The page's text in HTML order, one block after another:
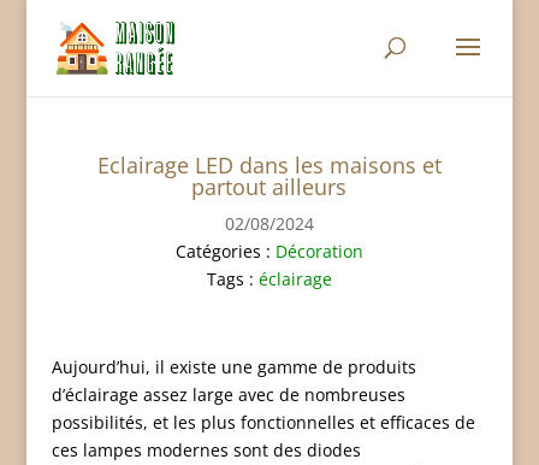
Eclairage LED dans les maisons et
partout ailleurs
02/08/2024
Catégories : Décoration
Tags : éclairage
Aujourd’hui, il existe une gamme de produits
d’éclairage assez large avec de nombreuses
possibilités, et les plus fonctionnelles et efficaces de
ces lampes modernes sont des diodes